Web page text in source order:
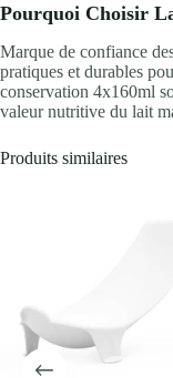
Pourquoi Choisir
Marque de confiance
pratiques et durables
conservation 4x160ml
valeur nutritive du lait
Produits similaires